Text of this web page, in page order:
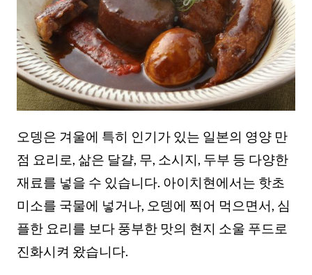
오뎅은 겨울에 특히 인기가 있는 일본의 영양 만
점 요리로, 삶은 달걀, 무, 소시지, 두부 등 다양한
재료를 넣을 수 있습니다. 아이치현에서는 핫초
미소를 국물에 넣거나, 오뎅에 찍어 먹으면서, 심
플한 요리를 보다 풍부한 맛의 현지 소울 푸드로
진화시켜 왔습니다.